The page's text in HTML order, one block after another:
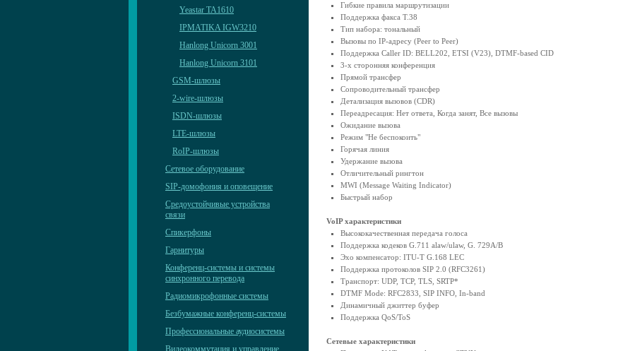
Yeastar TA1610
IPMATIKA IGW3210
Hanlong Unicorn 3001
Hanlong Unicorn 3101
GSM-шлюзы
2-wire-шлюзы
ISDN-шлюзы
LTE-шлюзы
RoIP-шлюзы
Сетевое оборудование
SIP-домофония и оповещение
Средоустойчивые устройства
связи
Спикерфоны
Гарнитуры
Конференц-системы и системы
синхронного перевода
Радиомикрофонные системы
Безбумажные конференц-системы
Профессиональные аудиосистемы
Видеокоммутация и управление
Гибкие правила маршрутизации
Поддержка факса T.38
Тип набора: тональный
Вызовы по IP-адресу (Peer to Peer)
Поддержка Caller ID: BELL202, ETSI (V23), DTMF-based CID
3-х сторонняя конференция
Прямой трансфер
Сопроводительный трансфер
Детализация вызовов (CDR)
Переадресация: Нет ответа, Когда занят, Все вызовы
Ожидание вызова
Режим "Не беспокоить"
Горячая линия
Удержание вызова
Отличительный рингтон
MWI (Message Waiting Indicator)
Быстрый набор
VoIP характеристики
Высококачественная передача голоса
Поддержка кодеков G.711 alaw/ulaw, G. 729A/B
Эхо компенсатор: ITU-T G.168 LEC
Поддержка протоколов SIP 2.0 (RFC3261)
Транспорт: UDP, TCP, TLS, SRTP*
DTMF Mode: RFC2833, SIP INFO, In-band
Динамичный джиттер буфер
Поддержка QoS/ToS
Сетевые характеристики